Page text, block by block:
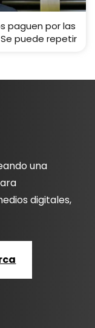
paguen por las
puede repetir
una
digitales,